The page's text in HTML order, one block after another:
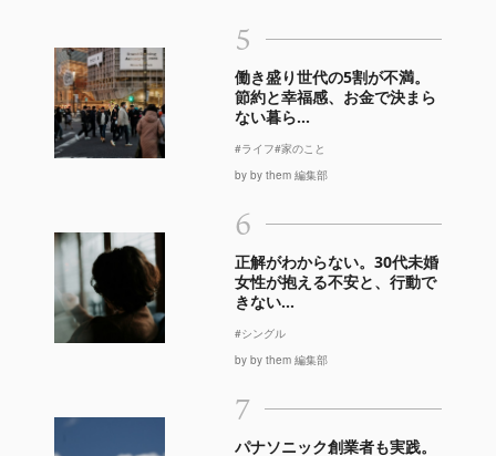
5
働き盛り世代の5割が不満。
節約と幸福感、お金で決まら
ない暮ら...
#ライフ#家のこと
by by them 編集部
6
正解がわからない。30代未婚
女性が抱える不安と、行動で
きない...
#シングル
by by them 編集部
7
パナソニック創業者も実践。